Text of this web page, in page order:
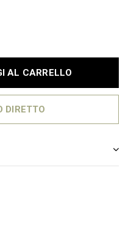
AL CARRELLO
DIRETTO